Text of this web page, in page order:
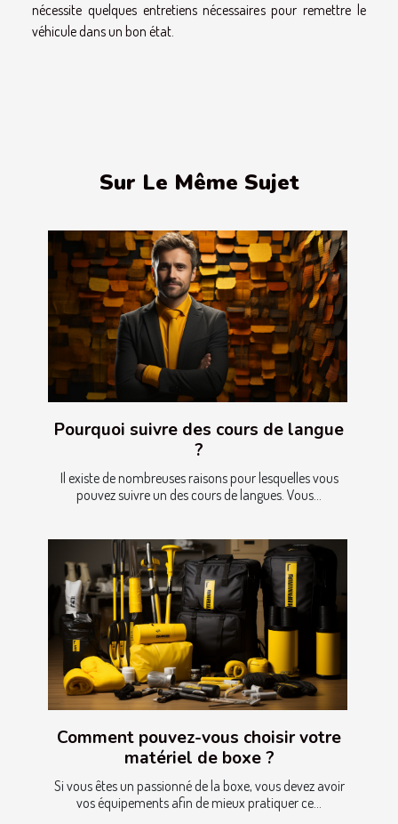
nécessite quelques entretiens nécessaires pour remettre le
véhicule dans un bon état.
Sur Le Même Sujet
Pourquoi suivre des cours de langue
?
Il existe de nombreuses raisons pour lesquelles vous
pouvez suivre un des cours de langues. Vous...
Comment pouvez-vous choisir votre
matériel de boxe ?
Si vous êtes un passionné de la boxe, vous devez avoir
vos équipements afin de mieux pratiquer ce...